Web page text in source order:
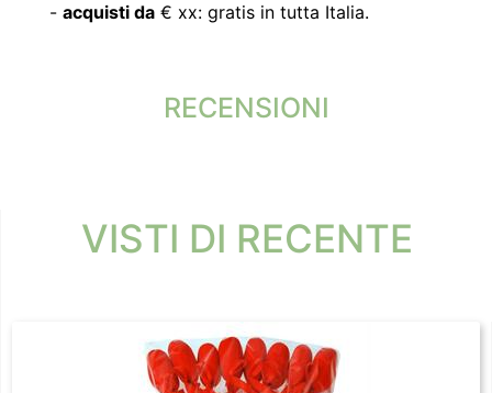
- acquisti da € xx: gratis in tutta Italia.
RECENSIONI
VISTI DI RECENTE